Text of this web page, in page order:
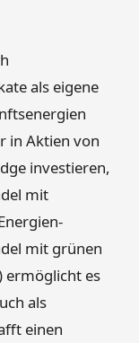
als eigene
in Aktien von
investieren,
mit
mit grünen
ermöglicht es
als
einen